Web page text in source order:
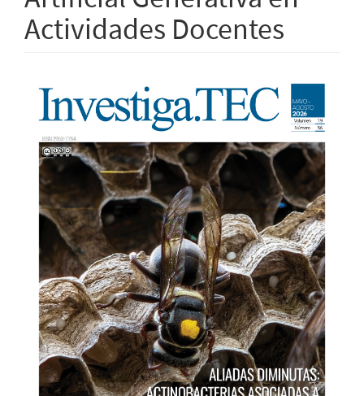
Actividades Docentes
Barra
lateral
del
artículo